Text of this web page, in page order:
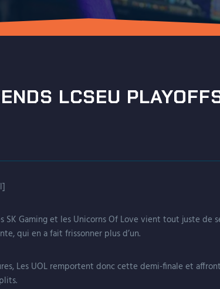
LCSEU
SK Gaming et les Unicorns Of Love vient tout juste de
qui en a fait frissonner plus d’un.
Les UOL remportent donc cette demi-finale et